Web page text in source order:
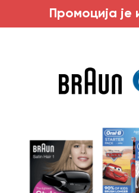
Промоција је